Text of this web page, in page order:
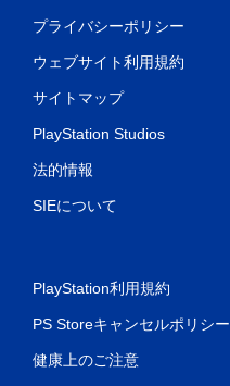
プライバシーポリシー
ウェブサイト利用規約
サイトマップ
PlayStation Studios
法的情報
SIEについて
PlayStation利用規約
PS Storeキャンセルポリシー
健康上のご注意